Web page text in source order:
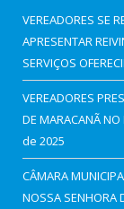
VEREADORES SE
APRESENTAR
SERVIÇOS
VEREADORES
DE MARACANÃ
de 2025
CÂMARA
NOSSA SENHORA